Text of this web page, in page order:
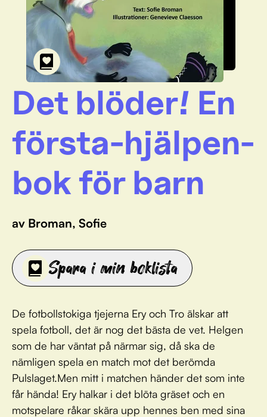
Det blöder! En
första-hjälpen-
bok för barn
av Broman, Sofie
Spara i min boklista
De fotbollstokiga tjejerna Ery och Tro älskar att
spela fotboll, det är nog det bästa de vet. Helgen
som de har väntat på närmar sig, då ska de
nämligen spela en match mot det berömda
Pulslaget.Men mitt i matchen händer det som inte
får hända! Ery halkar i det blöta gräset och en
motspelare råkar skära upp hennes ben med sina